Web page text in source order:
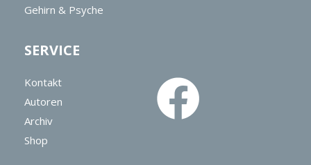
Gehirn & Psyche
SERVICE
Kontakt
Autoren
Archiv
Shop